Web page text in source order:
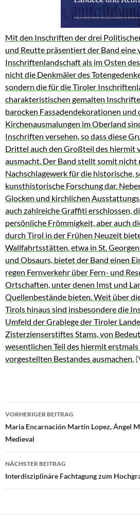
Mit den Inschriften der drei
und Reutte präsentiert der Band eine
Inschriftenlandschaft als im Osten
nicht die Denkmäler des
sondern die für die Tiroler
charakteristischen gemalten
barocken Fassadendekorationen und
Kirchenausmalungen im Oberland
Inschriften versehen, so dass diese
Drittel auch den Großteil des hiermit
ausmacht. Der Band stellt somit nicht
Nachschlagewerk für die historische,
kunsthistorische Forschung dar.
Glocken und kirchlichen
auch zahlreiche Graffiti erschlossen,
persönliche Frömmigkeit, aber auch
durch Tirol in der Frühen Neuzeit
Wallfahrtsstätten, etwa in St.
und Obsaurs, bietet der Band einen
regen Fernverkehr über Fern- und
Ortschaften, unter denen Imst und
Quellenbestände bieten. Weit über
Tirols hinaus sind insbesondere die
Umfeld der Grablege der Tiroler
Zisterzienserstiftes Stams, von
wesentlichen Teil des hiermit
vorgestellten Bestandes ausmachen.
Beitragsnavigation
VORHERIGER BEITRAG
Maria Encarnación Martín Lopez, Ángel
Medieval
NÄCHSTER BEITRAG
Interdisziplinäre Fachtagung zum